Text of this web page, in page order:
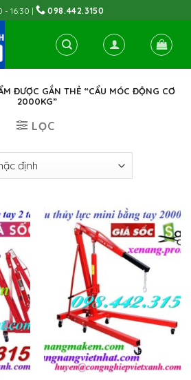
- 16:30 | 098.442.3150
ĐƯỢC GẮN THẺ “CẨU MÓC ĐỘNG CƠ
2000KG”
LỌC